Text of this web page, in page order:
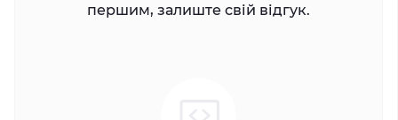
першим, залиште свій відгук.